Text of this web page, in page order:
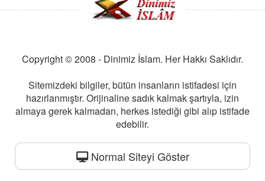
Copyright © 2008 - Dinimiz İslam. Her Hakkı Saklıdır.
Sitemizdeki bilgiler, bütün insanların istifadesi için
hazırlanmıştır. Orijinaline sadık kalmak şartıyla, izin
almaya gerek kalmadan, herkes istediği gibi alıp istifade
edebilir.
Normal Siteyi Göster